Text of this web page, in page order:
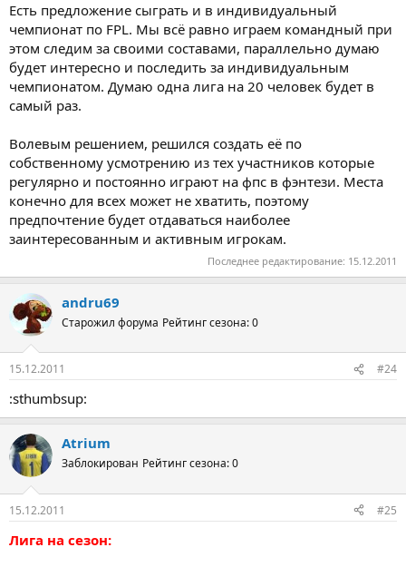
Есть предложение сыграть и в индивидуальный
чемпионат по FPL. Мы всё равно играем командный при
этом следим за своими составами, параллельно думаю
будет интересно и последить за индивидуальным
чемпионатом. Думаю одна лига на 20 человек будет в
самый раз.
Волевым решением, решился создать её по
собственному усмотрению из тех участников которые
регулярно и постоянно играют на фпс в фэнтези. Места
конечно для всех может не хватить, поэтому
предпочтение будет отдаваться наиболее
заинтересованным и активным игрокам.
Последнее редактирование: 15.12.2011
andru69
Старожил форума Рейтинг сезона: 0
15.12.2011 #24
:sthumbsup:
Atrium
Заблокирован Рейтинг сезона: 0
15.12.2011 #25
Лига на сезон: